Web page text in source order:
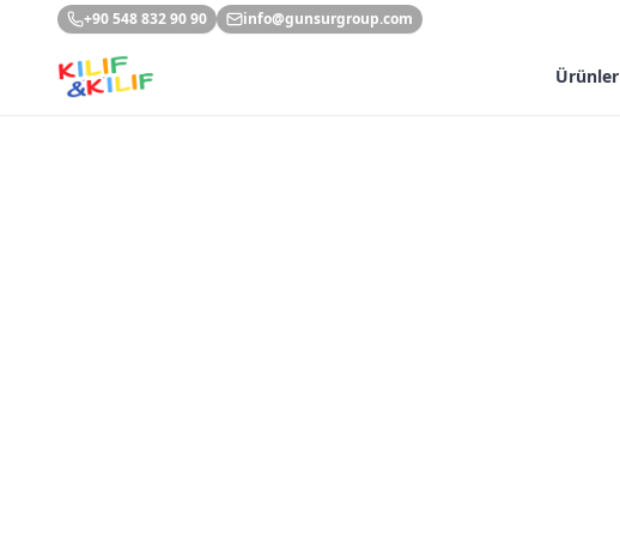
Ana içeriğe geç+90 548 832 90 90 info@gunsurgroup.com
Ürünler